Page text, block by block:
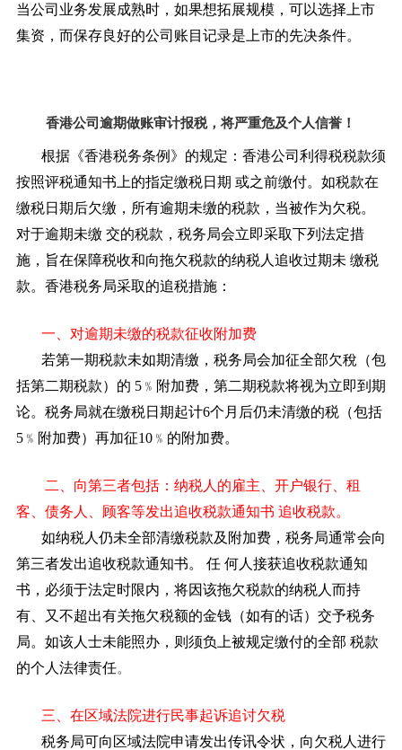
当公司业务发展成熟时，如果想拓展规模，可以选择上市
集资，而保存良好的公司账目记录是上市的先决条件。
香港公司逾期做账审计报税，将严重危及个人信誉！
根据《香港税务条例》的规定：香港公司利得税税款须
按照评税通知书上的指定缴税日期 或之前缴付。如税款在
缴税日期后欠缴，所有逾期未缴的税款，当被作为欠税。
对于逾期未缴 交的税款，税务局会立即采取下列法定措
施，旨在保障税收和向拖欠税款的纳税人追收过期未 缴税
款。香港税务局采取的追税措施：
一、对逾期未缴的税款征收附加费
若第一期税款未如期清缴，税务局会加征全部欠稅（包
括第二期税款）的 5﹪附加费，第二期税款将视为立即到期
论。税务局就在缴税日期起计6个月后仍未清缴的税（包括
5﹪附加费）再加征10﹪的附加费。
二、向第三者包括：纳税人的雇主、开户银行、租
客、债务人、顾客等发出追收税款通知书 追收税款。
如纳税人仍未全部清缴税款及附加费，税务局通常会向
第三者发出追收税款通知书。
任 何人接获追收税款通知
书，必须于法定时限内，将因该拖欠税款的纳税人而持
有、又不超出有关拖欠税额的金钱（如有的话）交予税务
局。如该人士未能照办，则须负上被规定缴付的全部 税款
的个人法律责任。
三、在区域法院进行民事起诉追讨欠税
税务局可向区域法院申请发出传讯令状，向欠税人进行